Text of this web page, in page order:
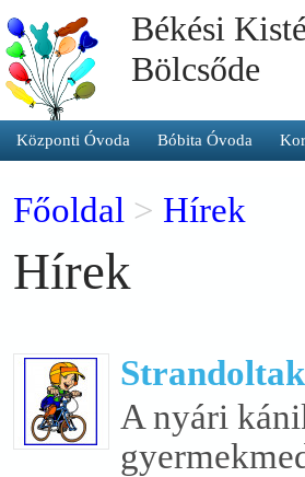
Békési
Bölcsőde
Központi Óvoda Bóbita Óvoda
Főoldal > Hírek
Hírek
A nyári